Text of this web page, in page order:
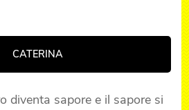
CATERINA
diventa sapore e il sapore si